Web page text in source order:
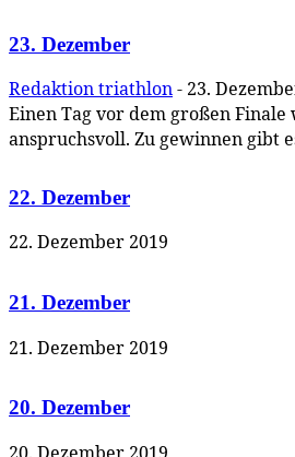
23. Dezember
Redaktion triathlon- 23.
Einen Tag vor dem großen
anspruchsvoll. Zu gewinnen gibt
22. Dezember
22. Dezember 2019
21. Dezember
21. Dezember 2019
20. Dezember